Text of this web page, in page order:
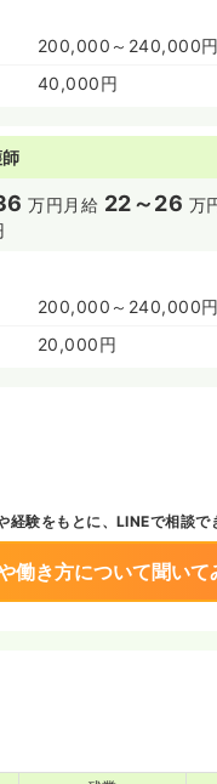
200,000～240,000円
40,000円
万円 月給 22～26 万
200,000～240,000円
20,000円
経験をもとに、LINEで相談で
働き方について聞いて